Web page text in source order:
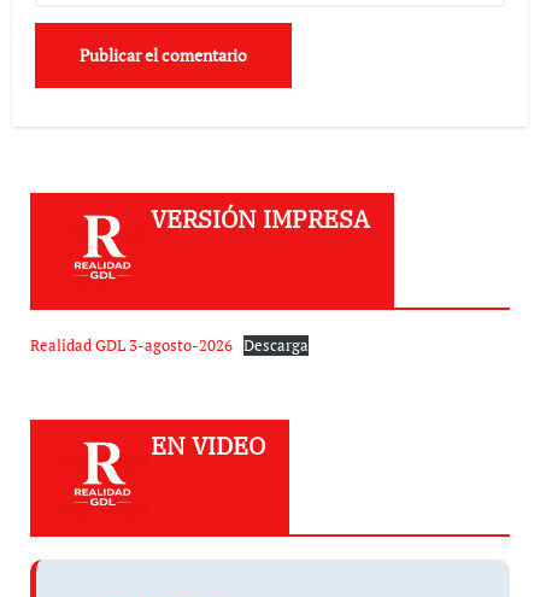
VERSIÓN IMPRESA
Realidad GDL 3-agosto-2026 Descarga
EN VIDEO